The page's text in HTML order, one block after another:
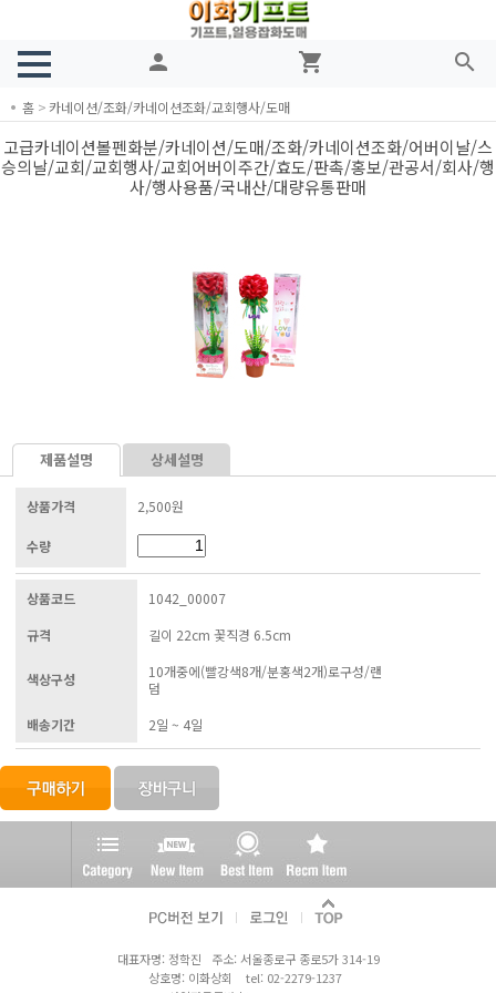
person shopping_cart search
홈 >카네이션/조화/카네이션조화/교회행사/도매
고급카네이션볼펜화분/카네이션/도매/조화/카네이션조화/어버이날/스
승의날/교회/교회행사/교회어버이주간/효도/판촉/홍보/관공서/회사/행
사/행사용품/국내산/대량유통판매
제품설명 상세설명
상품가격 2,500원
수량
상품코드
1042_00007
규격
길이 22cm 꽃직경 6.5cm
색상구성
10개중에(빨강색8개/분홍색2개)로구성/랜
덤
배송기간
2일 ~ 4일
대표자명: 정학진 주소: 서울종로구 종로5가 314-19
상호명: 이화상회 tel: 02-2279-1237